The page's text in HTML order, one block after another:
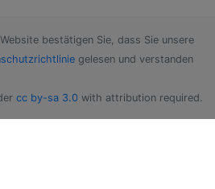
bestätigen Sie, dass Sie unsere
gelesen und verstanden
cc by-sa 3.0 with attribution required.